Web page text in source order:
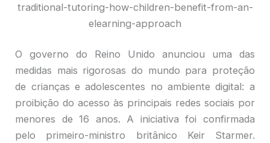
traditional-tutoring-how-children-benefit-from-an-
elearning-approach
O governo do Reino Unido anunciou uma das
medidas mais rigorosas do mundo para proteção
de crianças e adolescentes no ambiente digital: a
proibição do acesso às principais redes sociais por
menores de 16 anos. A iniciativa foi confirmada
pelo primeiro-ministro britânico Keir Starmer.